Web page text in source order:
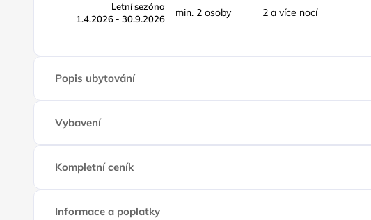
Letní sezóna
1.4.2026 - 30.9.2026
min. 2 osoby 2 a více nocí
Popis ubytování
Vybavení
Kompletní ceník
Informace a poplatky